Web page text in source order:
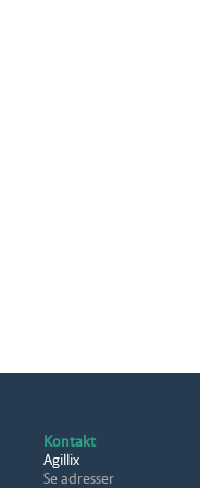
Kontakt
Agillix
Se adresser